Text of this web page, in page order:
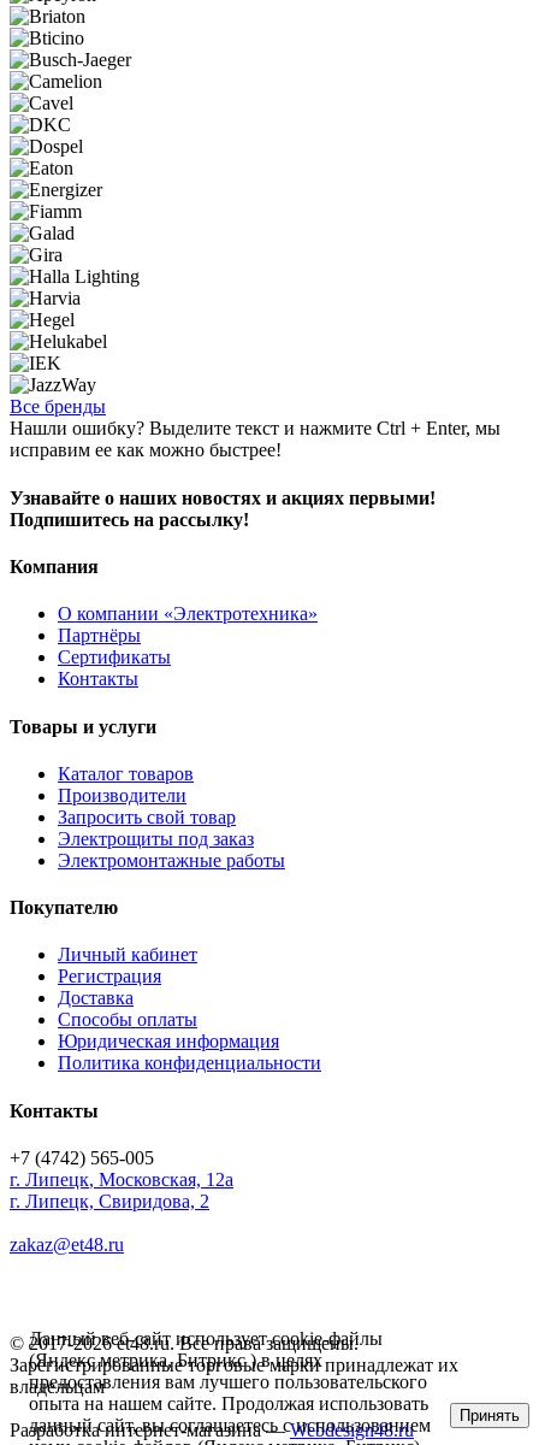
Все бренды
Нашли ошибку? Выделите текст и нажмите Ctrl + Enter, мы
исправим ее как можно быстрее!
Узнавайте о наших новостях и акциях первыми!
Подпишитесь на рассылку!
Компания
О компании «Электротехника»
Партнёры
Сертификаты
Контакты
Товары и услуги
Каталог товаров
Производители
Запросить свой товар
Электрощиты под заказ
Электромонтажные работы
Покупателю
Личный кабинет
Регистрация
Доставка
Способы оплаты
Юридическая информация
Политика конфиденциальности
Контакты
+7 (4742) 565-005
г. Липецк, Московская, 12а
г. Липецк, Свиридова, 2
zakaz@et48.ru
© 2017-2026 et48.ru. Все права защищены.
Зарегистрированные торговые марки принадлежат их
владельцам
Разработка интернет-магазина —Webdesign48.ru
Данный веб-сайт использует cookie-файлы
(Яндекс метрика, Битрикс ) в целях
предоставления вам лучшего пользовательского
опыта на нашем сайте. Продолжая использовать
данный сайт, вы соглашаетесь с использованием
Принять